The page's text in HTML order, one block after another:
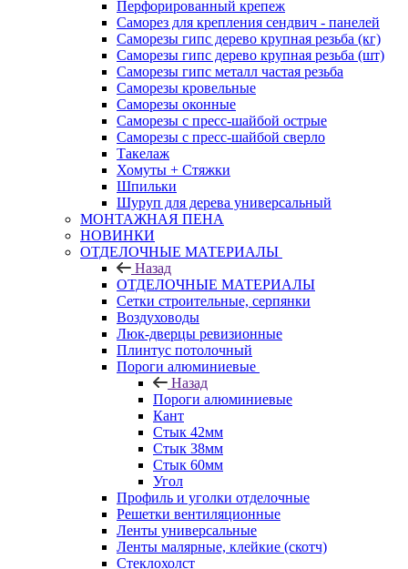
Перфорированный крепеж
Саморез для крепления сендвич - панелей
Саморезы гипс дерево крупная резьба (кг)
Саморезы гипс дерево крупная резьба (шт)
Саморезы гипс металл частая резьба
Саморезы кровельные
Саморезы оконные
Саморезы с пресс-шайбой острые
Саморезы с пресс-шайбой сверло
Такелаж
Хомуты + Стяжки
Шпильки
Шуруп для дерева универсальный
МОНТАЖНАЯ ПЕНА
НОВИНКИ
ОТДЕЛОЧНЫЕ МАТЕРИАЛЫ
Назад
ОТДЕЛОЧНЫЕ МАТЕРИАЛЫ
Сетки строительные, серпянки
Воздуховоды
Люк-дверцы ревизионные
Плинтус потолочный
Пороги алюминиевые
Назад
Пороги алюминиевые
Кант
Стык 42мм
Стык 38мм
Стык 60мм
Угол
Профиль и уголки отделочные
Решетки вентиляционные
Ленты универсальные
Ленты малярные, клейкие (скотч)
Стеклохолст